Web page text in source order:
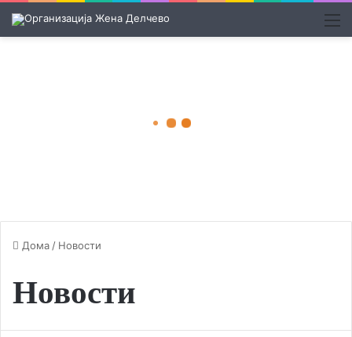
Дома / Новости
Новости